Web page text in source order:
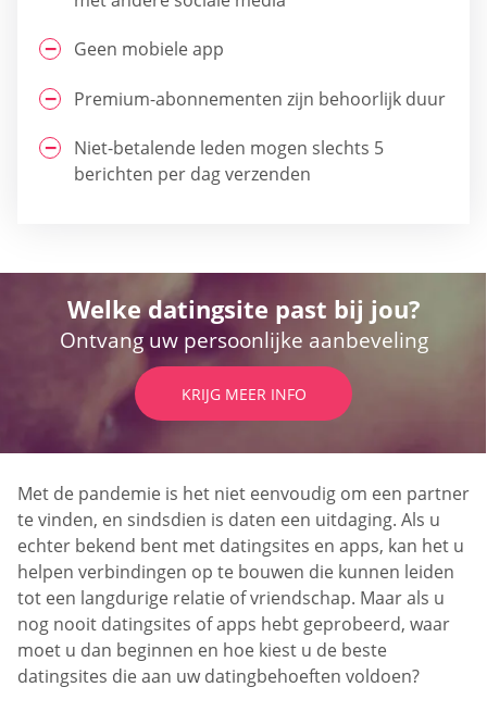
Geen mobiele app
Premium-abonnementen zijn behoorlijk duur
Niet-betalende leden mogen slechts 5
berichten per dag verzenden
Welke datingsite past bij jou?
Ontvang uw persoonlijke aanbeveling
KRIJG MEER INFO
Met de pandemie is het niet eenvoudig om een partner
te vinden, en sindsdien is daten een uitdaging. Als u
echter bekend bent met datingsites en apps, kan het u
helpen verbindingen op te bouwen die kunnen leiden
tot een langdurige relatie of vriendschap. Maar als u
nog nooit datingsites of apps hebt geprobeerd, waar
moet u dan beginnen en hoe kiest u de beste
datingsites die aan uw datingbehoeften voldoen?